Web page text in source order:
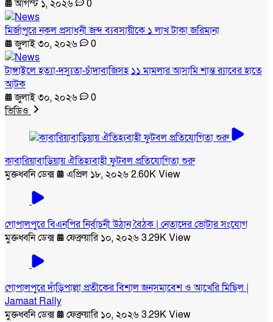
আগস্ট ১, ২০২৬
0
মির্জাপুরে নকল প্রসাধনী জব্দ ব্যবসায়ীকে ১ লাখ টাকা জরিমানা
জুলাই ৩০, ২০২৬
0
টাঙ্গাইলে হত্যা-দস্যুতা-চাঁদাবাজিসহ ১১ মামলার আসামি শান্ত র‍্যাবের হাতে
আটক
জুলাই ৩০, ২০২৬
0
ভিডিও
কাবারিয়াবাড়িয়ায় ঐতিহ্যবাহী ফুটবল প্রতিযোগিতা শুরু
মুক্তধ্বনি ডেক্স
এপ্রিল ১৮, ২০২৬2.60K View
গোপালপুরে বিএনপির নির্বাচনী উঠান বৈঠক | নেতাদের ভোটার সংযোগ
মুক্তধ্বনি ডেক্স
ফেব্রুয়ারি ১০, ২০২৬3.29K View
গোপালপুরে দাঁড়িপাল্লা প্রতীকের বিশাল জনসমাবেশ ও আখেরি মিছিল |
Jamaat Rally
মুক্তধ্বনি ডেক্স
ফেব্রুয়ারি ১০, ২০২৬3.29K View